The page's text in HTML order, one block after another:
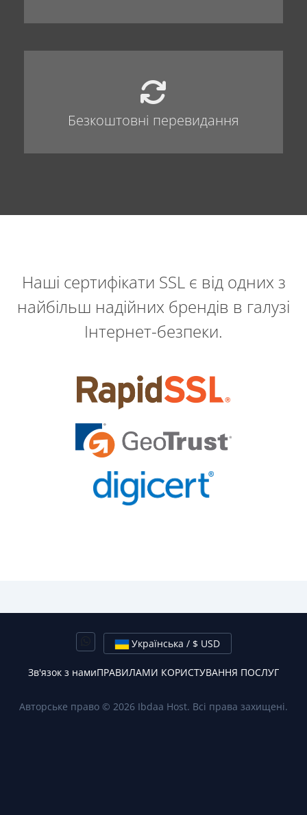
Безкоштовні перевидання
Наші сертифікати SSL є від одних з
найбільш надійних брендів в галузі
Інтернет-безпеки.
Українська / $ USD
Зв'язок з намиПРАВИЛАМИ КОРИСТУВАННЯ ПОСЛУГ
Авторське право © 2026 Ibdaa Host. Всі права захищені.